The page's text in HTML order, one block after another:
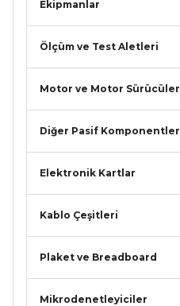
Ekipmanlar
Ölçüm ve Test Aletleri
Motor ve Motor Sürücüler
Diğer Pasif Komponentler
Elektronik Kartlar
Kablo Çeşitleri
Plaket ve Breadboard
Mikrodenetleyiciler